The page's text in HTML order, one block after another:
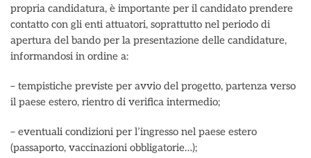
propria candidatura, è importante per il candidato prendere
contatto con gli enti attuatori, soprattutto nel periodo di
apertura del bando per la presentazione delle candidature,
informandosi in ordine a:
– tempistiche previste per avvio del progetto, partenza verso
il paese estero, rientro di verifica intermedio;
– eventuali condizioni per l’ingresso nel paese estero
(passaporto, vaccinazioni obbligatorie…);